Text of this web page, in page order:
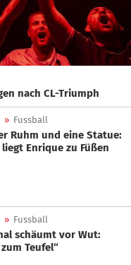
nach CL-Triumph
» Fussball
Ruhm und eine Statue:
liegt Enrique zu Füßen
» Fussball
schäumt vor Wut:
Teufel“